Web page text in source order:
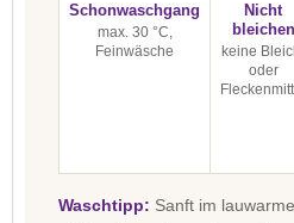
Schonwaschgang
max. 30 °C,
Feinwäsche
Nicht
bleichen
keine
oder
Waschtipp: Sanft im